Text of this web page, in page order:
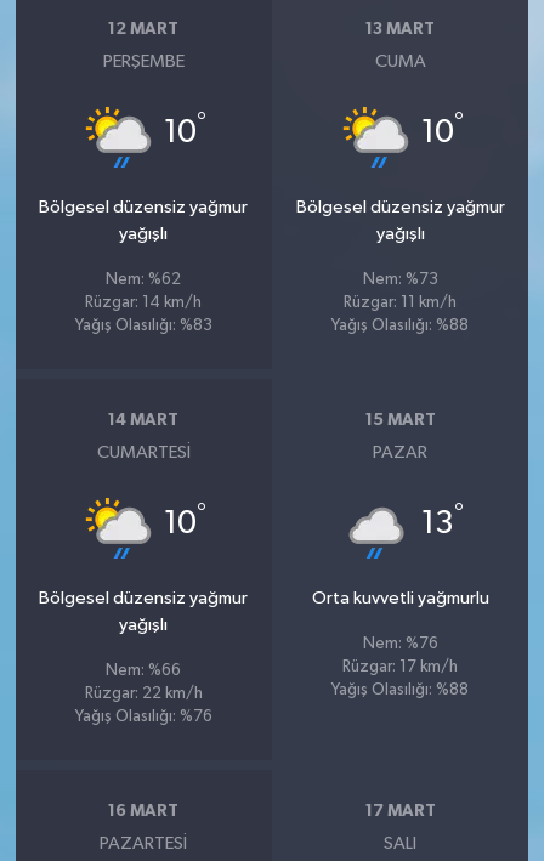
12 MART
PERŞEMBE
10°
Bölgesel düzensiz yağmur
yağışlı
Nem: %62
Rüzgar: 14 km/h
Yağış Olasılığı: %83
13 MART
CUMA
10°
Bölgesel düzensiz yağmur
yağışlı
Nem: %73
Rüzgar: 11 km/h
Yağış Olasılığı: %88
14 MART
CUMARTESI
10°
Bölgesel düzensiz yağmur
yağışlı
Nem: %66
Rüzgar: 22 km/h
Yağış Olasılığı: %76
15 MART
PAZAR
13°
Orta kuvvetli yağmurlu
Nem: %76
Rüzgar: 17 km/h
Yağış Olasılığı: %88
16 MART
PAZARTESI
17 MART
SALI